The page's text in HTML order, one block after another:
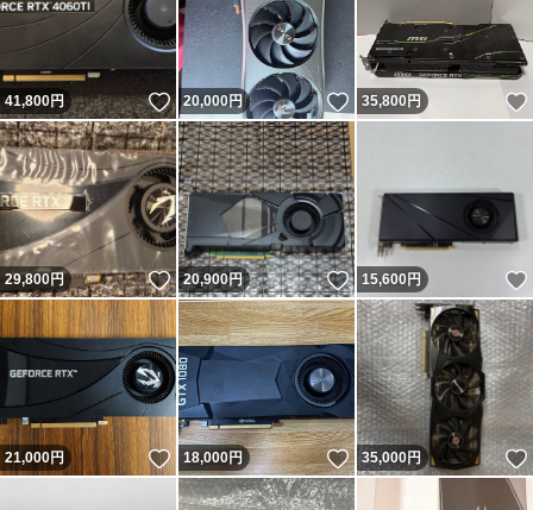
41,800円 いいね！
20,000円 いいね！
35,800円
29,800円 いいね！
20,900円 いいね！
15,600円
21,000円 いいね！
18,000円 いいね！
35,000円